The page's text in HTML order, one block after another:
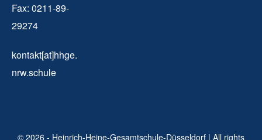
Fax: 0211-89-
29274
kontakt[at]hhge.
nrw.schule
© 2026 - Heinrich-Heine-Gesamtschule-Düsseldorf | All rights